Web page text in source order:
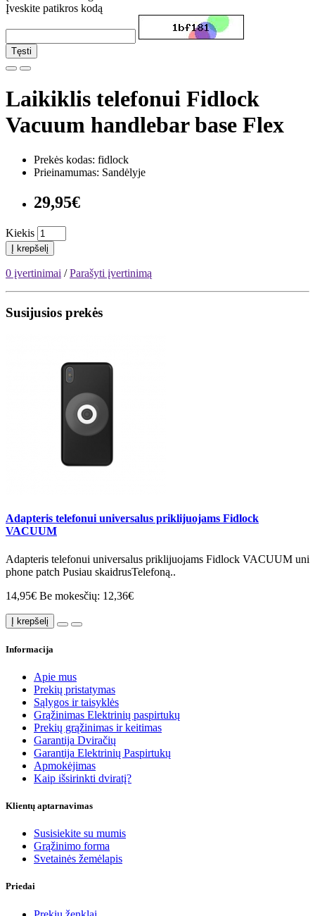
Įveskite patikros kodą
Tęsti
Laikiklis telefonui Fidlock
Vacuum handlebar base Flex
Prekės kodas: fidlock
Prieinamumas: Sandėlyje
29,95€
Kiekis
Į krepšelį
0 įvertinimai /Parašyti įvertinimą
Susijusios prekės
Adapteris telefonui universalus priklijuojams Fidlock
VACUUM
Adapteris telefonui universalus priklijuojams Fidlock VACUUM uni
phone patch Pusiau skaidrusTelefoną..
14,95€ Be mokesčių: 12,36€
Į krepšelį
Informacija
Apie mus
Prekių pristatymas
Sąlygos ir taisyklės
Grąžinimas Elektrinių paspirtukų
Prekių grąžinimas ir keitimas
Garantija Dviračių
Garantija Elektrinių Paspirtukų
Apmokėjimas
Kaip išsirinkti dviratį?
Klientų aptarnavimas
Susisiekite su mumis
Grąžinimo forma
Svetainės žemėlapis
Priedai